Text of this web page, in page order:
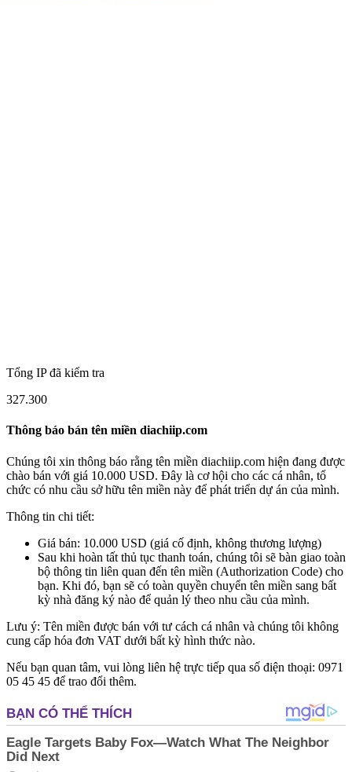
Tổng IP đã kiểm tra
327.300
Thông báo bán tên miền diachiip.com
Chúng tôi xin thông báo rằng tên miền diachiip.com hiện đang được
chào bán với giá 10.000 USD. Đây là cơ hội cho các cá nhân, tổ
chức có nhu cầu sở hữu tên miền này để phát triển dự án của mình.
Thông tin chi tiết:
Giá bán: 10.000 USD (giá cố định, không thương lượng)
Sau khi hoàn tất thủ tục thanh toán, chúng tôi sẽ bàn giao toàn
bộ thông tin liên quan đến tên miền (Authorization Code) cho
bạn. Khi đó, bạn sẽ có toàn quyền chuyển tên miền sang bất
kỳ nhà đăng ký nào để quản lý theo nhu cầu của mình.
Lưu ý: Tên miền được bán với tư cách cá nhân và chúng tôi không
cung cấp hóa đơn VAT dưới bất kỳ hình thức nào.
Nếu bạn quan tâm, vui lòng liên hệ trực tiếp qua số điện thoại: 0971
05 45 45 để trao đổi thêm.